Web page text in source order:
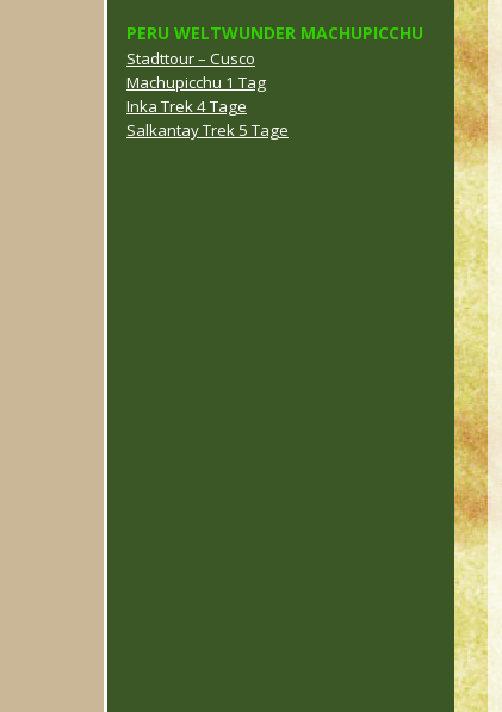
PERU WELTWUNDER MACHUPICCHU
Stadttour – Cusco
Machupicchu 1 Tag
Inka Trek 4 Tage
Salkantay Trek 5 Tage